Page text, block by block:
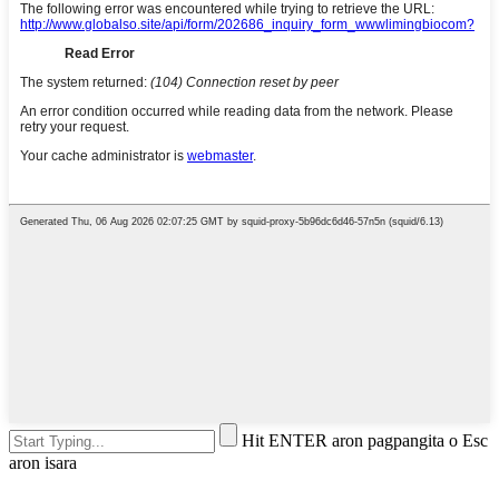
Hit ENTER aron pagpangita o Esc
aron isara